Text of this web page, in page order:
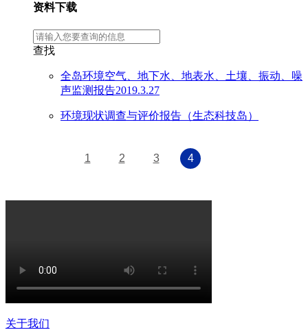
资料下载
查找
全岛环境空气、地下水、地表水、土壤、振动、噪
声监测报告2019.3.27
环境现状调查与评价报告（生态科技岛）
1 2 3 4
关于我们